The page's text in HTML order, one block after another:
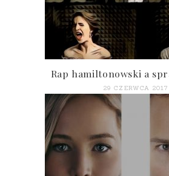
Rap hamiltonowski a
29 CZERWCA 2017